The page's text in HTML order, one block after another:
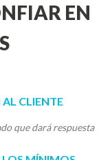
EN
CLIENTE
que dará respuesta